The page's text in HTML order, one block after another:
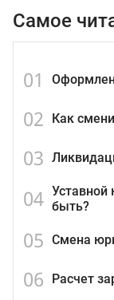
Самое
01
02 Как
03
04 быть?
05 Смена
06 Расчет